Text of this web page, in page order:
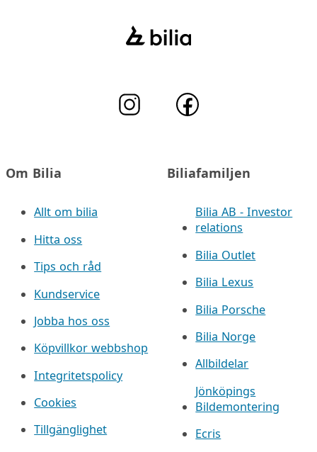
Om Bilia
Allt om bilia
Hitta oss
Tips och råd
Kundservice
Jobba hos oss
Köpvillkor webbshop
Integritetspolicy
Cookies
Tillgänglighet
Biliafamiljen
Bilia AB - Investor
relations
Bilia Outlet
Bilia Lexus
Bilia Porsche
Bilia Norge
Allbildelar
Jönköpings
Bildemontering
Ecris